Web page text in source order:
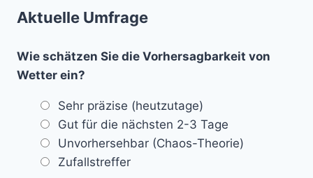
Aktuelle Umfrage
Wie schätzen Sie die Vorhersagbarkeit von
Wetter ein?
Sehr präzise (heutzutage)
Gut für die nächsten 2-3 Tage
Unvorhersehbar (Chaos-Theorie)
Zufallstreffer